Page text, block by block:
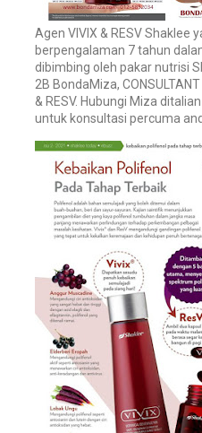
Agen VIVIX & RESV Shaklee
berpengalaman 7 tahun
dibimbing oleh pakar nutrisi
2B BondaMiza, CONSULTANT
& RESV. Hubungi Miza
untuk konsultasi percuma